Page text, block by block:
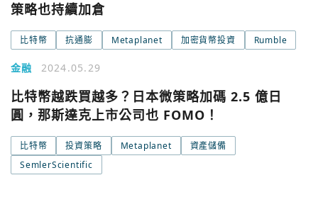
策略也持續加倉
比特幣 抗通膨 Metaplanet 加密貨幣投資 Rumble
金融 2024.05.29
比特幣越跌買越多？日本微策略加碼 2.5 億日
圓，那斯達克上市公司也 FOMO！
比特幣 投資策略 Metaplanet
資產儲備
SemlerScientific